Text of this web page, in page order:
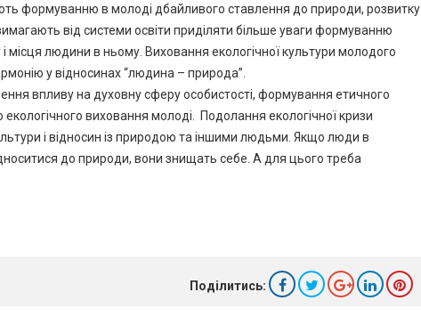
формуванню в молоді дбайливого ставлення до природи, розвитку
від системи освіти приділяти більше уваги формуванню
і місця людини в ньому. Виховання екологічної культури молодого
у відносинах “людина – природа”.
впливу на духовну сферу особистості, формування етичного
виховання молоді. Подолання екологічної кризи
і відносин із природою та іншими людьми. Якщо люди в
до природи, вони знищать себе. А для цього треба
Поділитись: